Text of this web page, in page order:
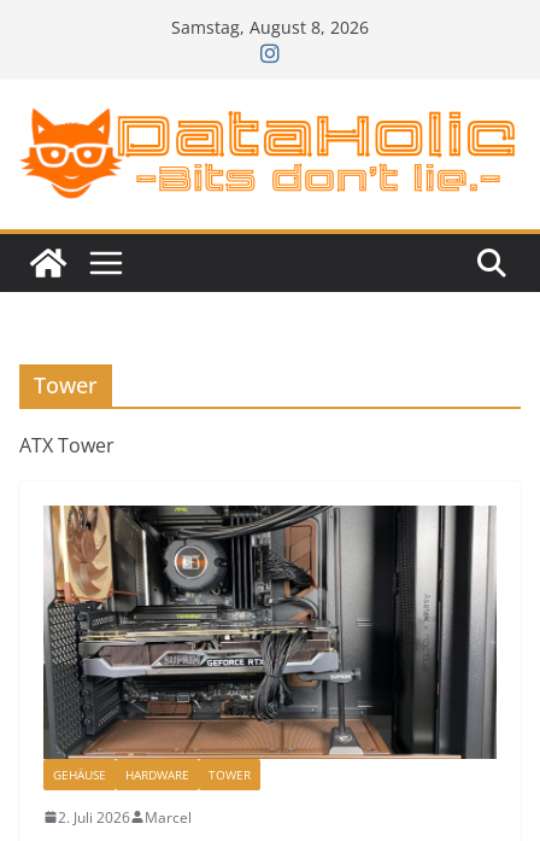
Samstag, August 8, 2026
Tower
ATX Tower
GEHÄUSE HARDWARE TOWER
2. Juli 2026 Marcel